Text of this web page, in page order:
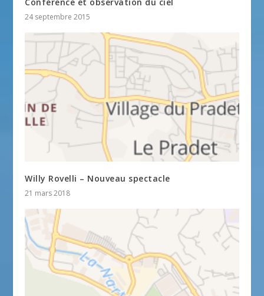
24 septembre 2015
Willy Rovelli – Nouveau spectacle
21 mars 2018